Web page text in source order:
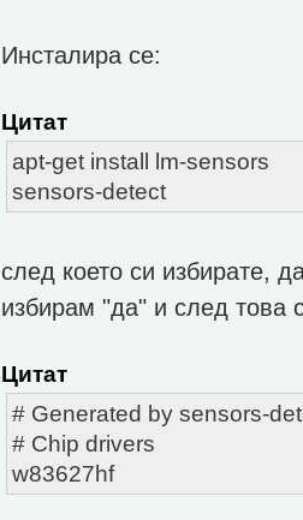
Инсталира се:
Цитат
apt-get install lm-sensors
sensors-detect
след което си избирате,
избирам "да" и след това
Цитат
# Generated by sensors-
# Chip drivers
w83627hf